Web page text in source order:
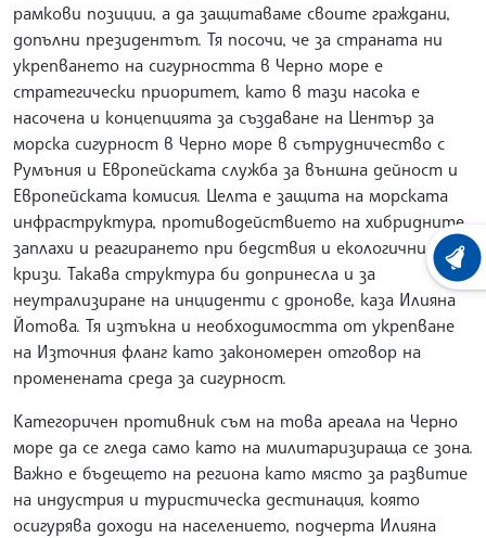
рамкови позиции, а да защитаваме своите граждани,
допълни президентът. Тя посочи, че за страната ни
укрепването на сигурността в Черно море е
стратегически приоритет, като в тази насока е
насочена и концепцията за създаване на Център за
морска сигурност в Черно море в сътрудничество с
Румъния и Европейската служба за външна дейност и
Европейската комисия. Целта е защита на морската
инфраструктура, противодействието на хибридните
заплахи и реагирането при бедствия и екологични
кризи. Такава структура би допринесла и за
неутрализиране на инциденти с дронове, каза Илияна
Йотова. Тя изтъкна и необходимостта от укрепване
на Източния фланг като закономерен отговор на
променената среда за сигурност.
Категоричен противник съм на това ареала на Черно
море да се гледа само като на милитаризираща се зона.
Важно е бъдещето на региона като място за развитие
на индустрия и туристическа дестинация, която
осигурява доходи на населението, подчерта Илияна